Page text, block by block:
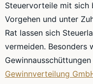
Steuervorteile mit sich
Vorgehen und unter
Rat lassen sich
vermeiden. Besonders
Gewinnverteilung